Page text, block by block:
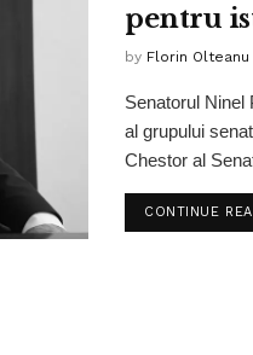
pentru
by Florin Olteanu
Senatorul Ninel
al grupului
Chestor al
CONTINUE